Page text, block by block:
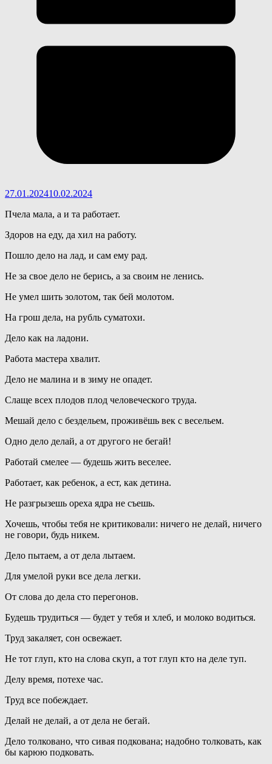
27.01.202410.02.2024
Пчела мала, а и та работает.
Здоров на еду, да хил на работу.
Пошло дело на лад, и сам ему рад.
Не за свое дело не берись, а за своим не ленись.
Не умел шить золотом, так бей молотом.
На грош дела, на рубль суматохи.
Дело как на ладони.
Работа мастера хвалит.
Дело не малина и в зиму не опадет.
Слаще всех плодов плод человеческого труда.
Мешай дело с бездельем, проживёшь век с весельем.
Одно дело делай, а от другого не бегай!
Работай смелее — будешь жить веселее.
Работает, как ребенок, а ест, как детина.
Не разгрызешь ореха ядра не съешь.
Хочешь, чтобы тебя не критиковали: ничего не делай, ничего
не говори, будь никем.
Дело пытаем, а от дела лытаем.
Для умелой руки все дела легки.
От слова до дела сто перегонов.
Будешь трудиться — будет у тебя и хлеб, и молоко водиться.
Труд закаляет, сон освежает.
Не тот глуп, кто на слова скуп, а тот глуп кто на деле туп.
Делу время, потехе час.
Труд все побеждает.
Делай не делай, а от дела не бегай.
Дело толковано, что сивая подкована; надобно толковать, как
бы карюю подковать.